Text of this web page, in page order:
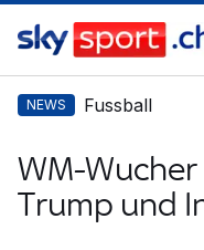
NEWS Fussball
WM-
Trump und